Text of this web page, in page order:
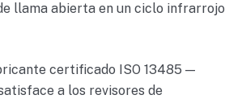
llama abierta en un ciclo infrarrojo
certificado ISO 13485 —
a los revisores de